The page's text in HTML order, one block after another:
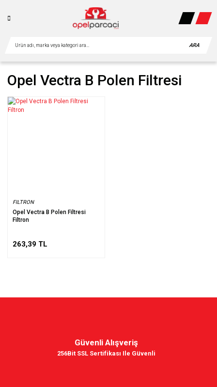
ARA
Opel Vectra B Polen Filtresi
FILTRON
Opel Vectra B Polen Filtresi
Filtron
263,39 TL
Güvenli Alışveriş
256Bit SSL Sertifikası Ile Güvenli